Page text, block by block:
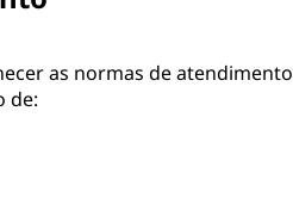
as normas de atendimento
de: